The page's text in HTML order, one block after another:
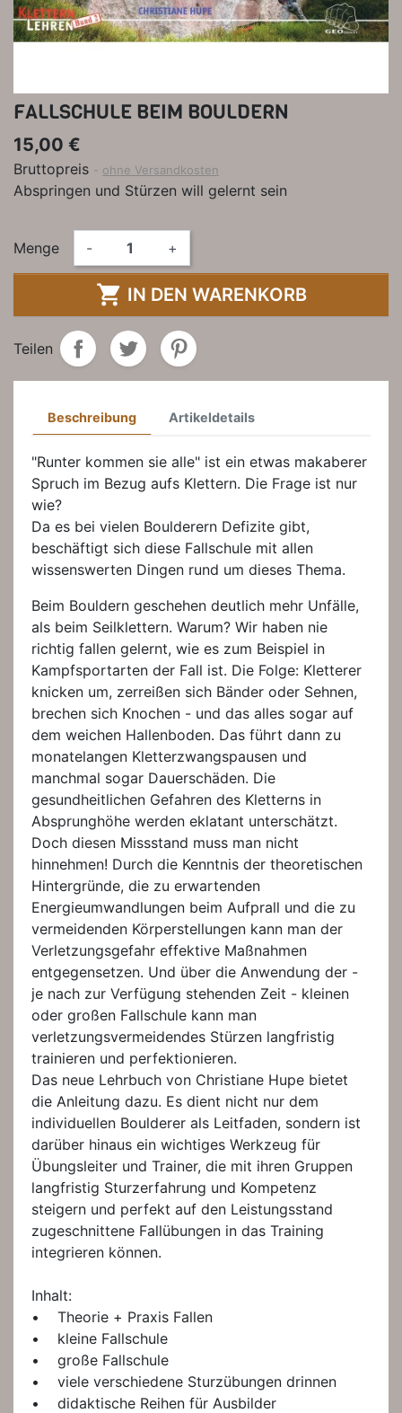
FALLSCHULE BEIM BOULDERN
15,00 €
Bruttopreis ohne Versandkosten
Abspringen und Stürzen will gelernt sein
Menge - +
 IN DEN WARENKORB
Teilen
Beschreibung Artikeldetails
"Runter kommen sie alle" ist ein etwas makaberer
Spruch im Bezug aufs Klettern. Die Frage ist nur
wie?
Da es bei vielen Boulderern Defizite gibt,
beschäftigt sich diese Fallschule mit allen
wissenswerten Dingen rund um dieses Thema.
Beim Bouldern geschehen deutlich mehr Unfälle,
als beim Seilklettern. Warum? Wir haben nie
richtig fallen gelernt, wie es zum Beispiel in
Kampfsportarten der Fall ist. Die Folge: Kletterer
knicken um, zerreißen sich Bänder oder Sehnen,
brechen sich Knochen - und das alles sogar auf
dem weichen Hallenboden. Das führt dann zu
monatelangen Kletterzwangspausen und
manchmal sogar Dauerschäden. Die
gesundheitlichen Gefahren des Kletterns in
Absprunghöhe werden eklatant unterschätzt.
Doch diesen Missstand muss man nicht
hinnehmen! Durch die Kenntnis der theoretischen
Hintergründe, die zu erwartenden
Energieumwandlungen beim Aufprall und die zu
vermeidenden Körperstellungen kann man der
Verletzungsgefahr effektive Maßnahmen
entgegensetzen. Und über die Anwendung der -
je nach zur Verfügung stehenden Zeit - kleinen
oder großen Fallschule kann man
verletzungsvermeidendes Stürzen langfristig
trainieren und perfektionieren.
Das neue Lehrbuch von Christiane Hupe bietet
die Anleitung dazu. Es dient nicht nur dem
individuellen Boulderer als Leitfaden, sondern ist
darüber hinaus ein wichtiges Werkzeug für
Übungsleiter und Trainer, die mit ihren Gruppen
langfristig Sturzerfahrung und Kompetenz
steigern und perfekt auf den Leistungsstand
zugeschnittene Fallübungen in das Training
integrieren können.
Inhalt:
• Theorie + Praxis Fallen
• kleine Fallschule
• große Fallschule
• viele verschiedene Sturzübungen drinnen
• didaktische Reihen für Ausbilder